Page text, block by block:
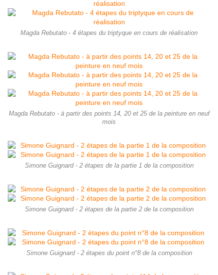
Magda Rebutato - 4 étapes du triptyque en cours de réalisation
Magda Rebutato - à partir des points 14, 20 et 25 de la peinture en neuf
mois
Simone Guignard - 2 étapes de la partie 1 de la composition
Simone Guignard - 2 étapes de la partie 2 de la composition
Simone Guignard - 2 étapes du point n°8 de la composition